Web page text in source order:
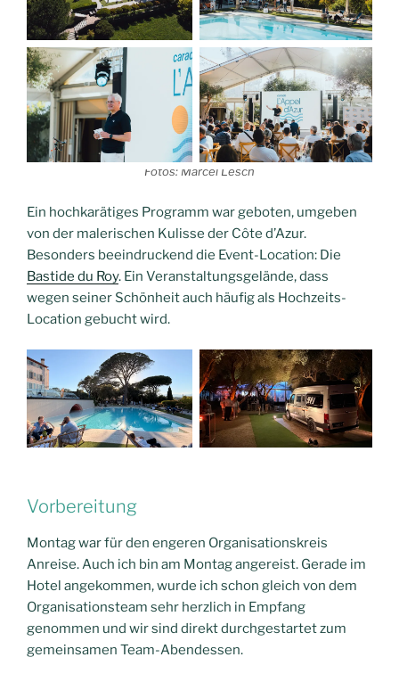
Fotos: Marcel Lesch
Ein hochkarätiges Programm war geboten, umgeben
von der malerischen Kulisse der Côte d’Azur.
Besonders beeindruckend die Event-Location: Die
Bastide du Roy. Ein Veranstaltungsgelände, dass
wegen seiner Schönheit auch häufig als Hochzeits-
Location gebucht wird.
Vorbereitung
Montag war für den engeren Organisationskreis
Anreise. Auch ich bin am Montag angereist. Gerade im
Hotel angekommen, wurde ich schon gleich von dem
Organisationsteam sehr herzlich in Empfang
genommen und wir sind direkt durchgestartet zum
gemeinsamen Team-Abendessen.